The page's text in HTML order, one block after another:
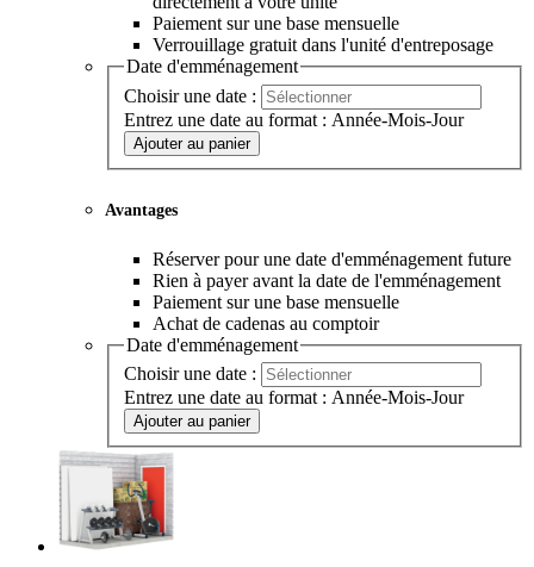
Paiement sur une base mensuelle
Verrouillage gratuit dans l'unité d'entreposage
Date d'emménagement
Choisir une date :
Entrez une date au format : Année-Mois-Jour
Ajouter au panier
Avantages
Réserver pour une date d'emménagement future
Rien à payer avant la date de l'emménagement
Paiement sur une base mensuelle
Achat de cadenas au comptoir
Date d'emménagement
Choisir une date :
Entrez une date au format : Année-Mois-Jour
Ajouter au panier